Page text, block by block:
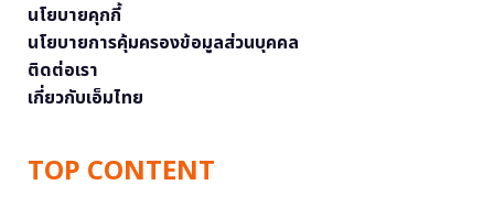
นโยบายคุกกี้
นโยบายการคุ้มครองข้อมูลส่วนบุคคล
ติดต่อเรา
เกี่ยวกับเอ็มไทย
TOP CONTENT